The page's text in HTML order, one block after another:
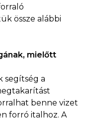
össze alábbi
mielőtt
segítség a
benne vizet
forró italhoz. A